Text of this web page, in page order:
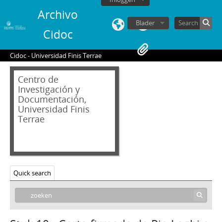
Archivo
Cidoc
Blader
Cidoc - Universidad Finis Terrae
Centro de
Investigación y
Documentación,
Universidad Finis
Terrae
Quick search
02 - Archivos personales
JAR - Jorge Alessandri Rodríguez
FBS - Francisco Bulnes Sanfuentes
SCS - Sergio Covarrubias Sanhueza
1 - Carta de Sergio Onofre Jarpa a Fray Francisco Valdés Subercaseaux
3 - Carta firmada de Pío Laghi a Sergio Onofre Jarpa
4 - Carta firmada de Francisco Valdés Subercaseaux a Sergio Onofre Jarpa
6 - Carta frimada de Sergio Onofre Jarpa a Cardenal Raúl Primatesta con un recorte de prensa adjunto y un telegrama